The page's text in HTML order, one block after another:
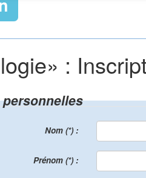
:
Nom (*) :
Prénom (*) :